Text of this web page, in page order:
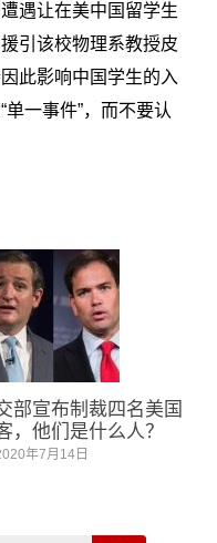
遇让在美中国留学生
引该校物理系教授皮
此影响中国学生的入
一事件”，而不要认
部宣布制裁四名美国
，他们是什么人？
年7月14日